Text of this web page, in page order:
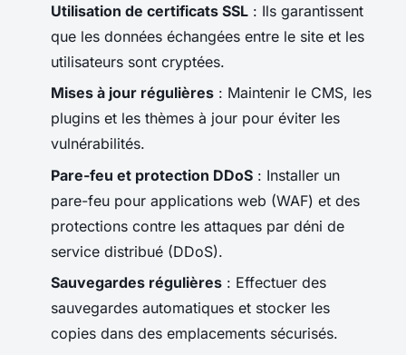
Utilisation de certificats SSL : Ils garantissent
que les données échangées entre le site et les
utilisateurs sont cryptées.
Mises à jour régulières : Maintenir le CMS, les
plugins et les thèmes à jour pour éviter les
vulnérabilités.
Pare-feu et protection DDoS : Installer un
pare-feu pour applications web (WAF) et des
protections contre les attaques par déni de
service distribué (DDoS).
Sauvegardes régulières : Effectuer des
sauvegardes automatiques et stocker les
copies dans des emplacements sécurisés.